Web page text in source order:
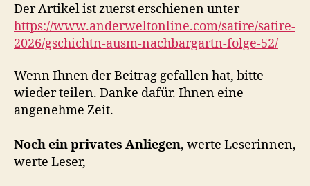
Der Artikel ist zuerst erschienen unter
https://www.anderweltonline.com/satire/satire-
2026/gschichtn-ausm-nachbargartn-folge-52/
Wenn Ihnen der Beitrag gefallen hat, bitte
wieder teilen. Danke dafür. Ihnen eine
angenehme Zeit.
Noch ein privates Anliegen, werte Leserinnen,
werte Leser,